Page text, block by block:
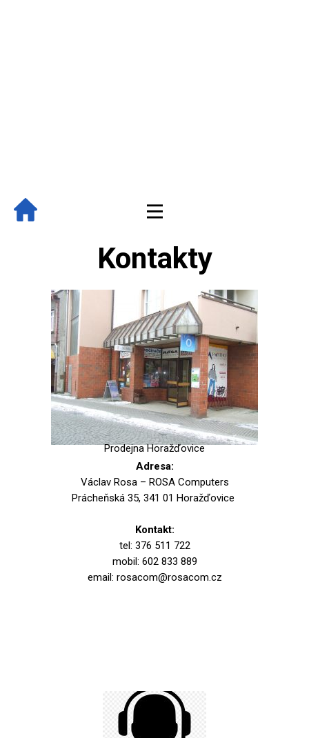
Kontakty
Adresa:
Václav Rosa – ROSA Computers
Prácheňská 35, 341 01 Horažďovice
Kontakt:
tel: 376 511 722
mobil: 602 833 889
email: rosacom@rosacom.cz
Prodejna Horažďovice